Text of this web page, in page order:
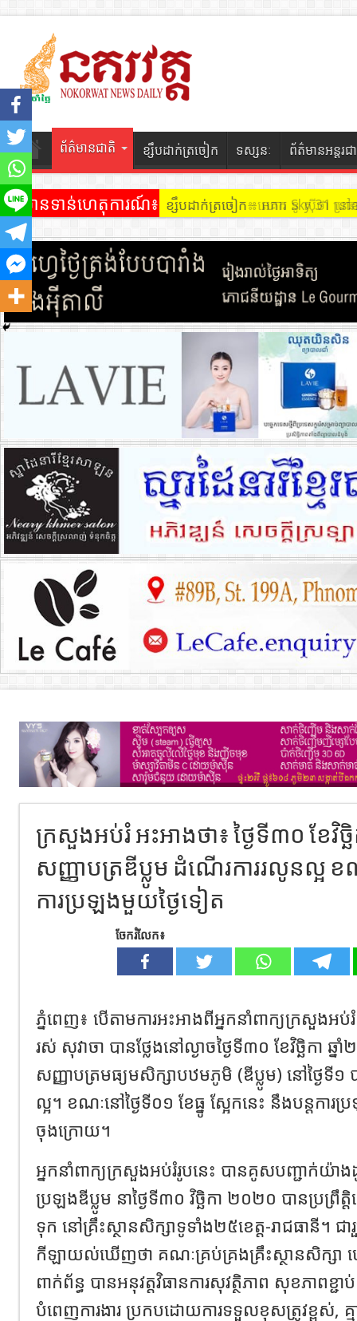
ព័ត៌មានជាតិ ខ្សឹបដាក់ត្រចៀក ទស្សនៈ ព័ត៌មានអន្តរជ
ព័ត៌មានទាន់ហេតុការណ៍៖ ខ្សឹបដាក់ត្រចៀក ៖ អគារ Sky 31
ក្រសួងអប់រំ អះអាងថា៖ ថ្ងៃទី៣០ ខែវិច្
សញ្ញាបត្រឌីប្លូម ដំណើរការរលូនល្អ ខ
ការប្រឡងមួយថ្ងៃទៀត
ចែករំលែក៖
ភ្នំពេញ៖ បើតាមការអះអាងពីអ្នកនាំពាក្យក្រសួ
រស់ សុវាចា បានថ្លែងនៅល្ងាចថ្ងៃទី៣០ ខែវិច្ឆិកា ឆ្
សញ្ញាបត្រមធ្យមសិក្សាបឋមភូមិ (ឌីប្លូម) នៅថ្ងៃទី
ល្អ។ ខណៈនៅថ្ងៃទី០១ ខែធ្នូ ស្អែកនេះ នឹងបន្តការ
ចុងក្រោយ។
អ្នកនាំពាក្យក្រសួងអប់រំរូបនេះ បានគូសបញ្ជាក់យ៉ាងដូ
ប្រឡងឌីប្លូម នាថ្ងៃទី៣០ វិច្ឆិកា ២០២០ បានប្រព្រឹ
ទុក នៅគ្រឹះស្ថានសិក្សាទូទាំង២៥ខេត្ត-រាជធានី។
កីឡាយល់ឃើញថា គណៈគ្រប់គ្រងគ្រឹះស្ថានសិក្សា
ពាក់ព័ន្ធ បានអនុវត្តវិធានការសុវត្ថិភាព សុខភាពខ្
បំពេញការងារ ប្រកបដោយការទទួលខុសត្រូវខ្ពស់,